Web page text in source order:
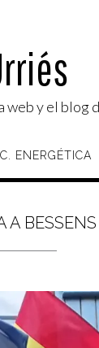
web y el blog
C. ENERGÉTICA
A BESSENS